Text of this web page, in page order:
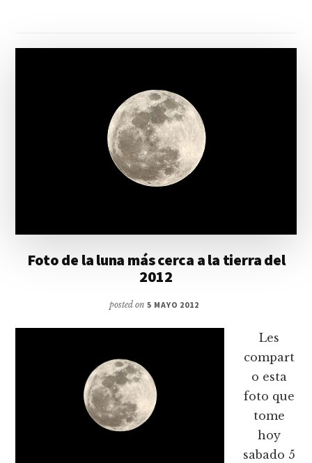
Foto de la luna más cerca a la tierra del
2012
posted on 5 MAYO 2012
Les
compart
o esta
foto que
tome
hoy
sabado 5